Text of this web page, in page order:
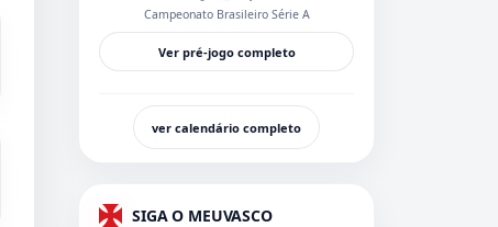
Campeonato Brasileiro Série A
Ver pré-jogo completo
ver calendário completo
SIGA O MEUVASCO